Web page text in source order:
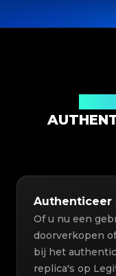
Authenticeer
Of u nu een
doorverkopen
bij het
replica's op